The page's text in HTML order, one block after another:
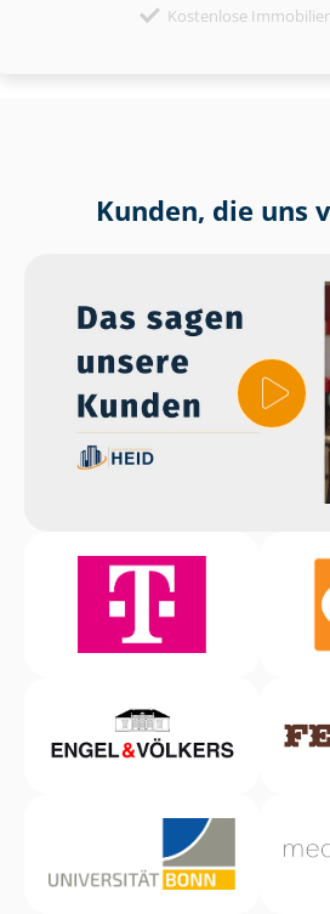
Kostenlose
Kunden, die uns